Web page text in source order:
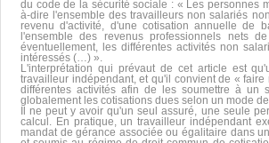
du code de la sécurité sociale : « Les personnes
à-dire l'ensemble des travailleurs non salariés
revenu d'activité, d'une cotisation annuelle de
l'ensemble des revenus professionnels nets
éventuellement, les différentes activités non
intéressés (…) ».
L'interprétation qui prévaut de cet article est
travailleur indépendant, et qu'il convient de «
différentes activités afin de les soumettre à un
globalement les cotisations dues selon un mode
Il ne peut y avoir qu'un seul assuré, une seule
calcul. En pratique, un travailleur indépendant
mandat de gérance associée ou égalitaire dans